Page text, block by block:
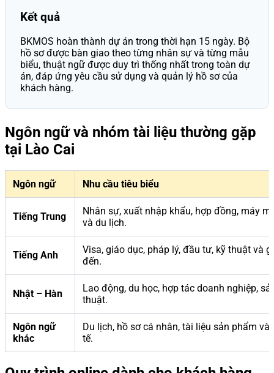
Kết quả
BKMOS hoàn thành dự án trong thời hạn 15 ngày. Bộ
hồ sơ được bàn giao theo từng nhân sự và từng mẫu
biểu, thuật ngữ được duy trì thống nhất trong toàn dự
án, đáp ứng yêu cầu sử dụng và quản lý hồ sơ của
khách hàng.
Ngôn ngữ và nhóm tài liệu thường gặp
tại Lào Cai
Ngôn ngữ Nhu cầu tiêu biểu
Tiếng Trung
Nhân sự, xuất nhập khẩu, hợp đồng, máy
và du lịch.
Tiếng Anh
Visa, giáo dục, pháp lý, đầu tư, kỹ thuật và
đến.
Nhật – Hàn
Lao động, du học, hợp tác doanh nghiệp,
thuật.
Ngôn ngữ
khác
Du lịch, hồ sơ cá nhân, tài liệu sản phẩm và
tế.